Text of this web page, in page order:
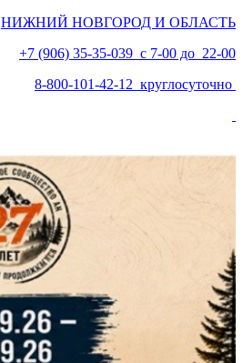
НИЖНИЙ НОВГОРОД И ОБЛАСТЬ
+7 (906) 35-35-039 с 7-00 до 22-00
8-800-101-42-12 круглосуточно